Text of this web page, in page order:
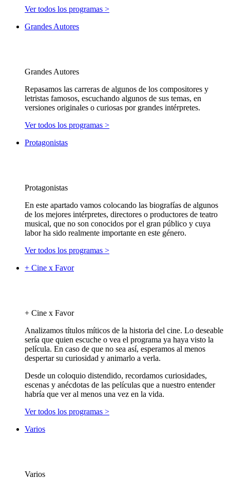
Ver todos los programas >
Grandes Autores
Grandes Autores
Repasamos las carreras de algunos de los compositores y
letristas famosos, escuchando algunos de sus temas, en
versiones originales o curiosas por grandes intérpretes.
Ver todos los programas >
Protagonistas
Protagonistas
En este apartado vamos colocando las biografías de algunos
de los mejores intérpretes, directores o productores de teatro
musical, que no son conocidos por el gran público y cuya
labor ha sido realmente importante en este género.
Ver todos los programas >
+ Cine x Favor
+ Cine x Favor
Analizamos títulos míticos de la historia del cine. Lo deseable
sería que quien escuche o vea el programa ya haya visto la
película. En caso de que no sea así, esperamos al menos
despertar su curiosidad y animarlo a verla.
Desde un coloquio distendido, recordamos curiosidades,
escenas y anécdotas de las películas que a nuestro entender
habría que ver al menos una vez en la vida.
Ver todos los programas >
Varios
Varios